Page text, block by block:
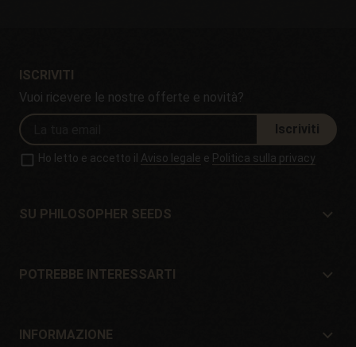
ISCRIVITI
Vuoi ricevere le nostre offerte e novità?
Iscriviti
Ho letto e accetto il Aviso legale e Politica sulla privacy
SU PHILOSOPHER SEEDS
Situazione e contatto
POTREBBE INTERESSARTI
Offerte
INFORMAZIONE